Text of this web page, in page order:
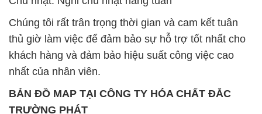
Chúng tôi rất trân trọng thời gian và cam kết tuân
thủ giờ làm việc để đảm bảo sự hỗ trợ tốt nhất cho
khách hàng và đảm bảo hiệu suất công việc cao
nhất của nhân viên.
BẢN ĐỒ MAP TẠI CÔNG TY HÓA CHẤT ĐẮC
TRƯỜNG PHÁT